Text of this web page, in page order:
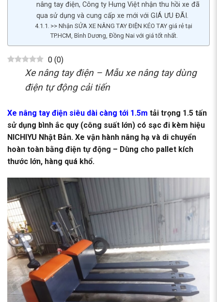
nâng tay điện, Công ty Hưng Việt nhận thu hồi xe đã
qua sử dụng và cung cấp xe mới với GIÁ ƯU ĐÃI.
>> Nhận SỬA XE NÂNG TAY ĐIỆN KÉO TAY giá rẻ tại
TP.HCM, Bình Dương, Đồng Nai với giá tốt nhất.
0 (0)
Xe nâng tay điện – Mẫu xe nâng tay dùng
điện tự động cải tiến
Xe nâng tay điện siêu dài càng tới 1.5m tải trọng 1.5 tấn
sử dụng bình ắc quy (công suất lớn) có sạc đi kèm hiệu
NICHIYU Nhật Bản. Xe vận hành nâng hạ và di chuyển
hoàn toàn bằng điện tự động – Dùng cho pallet kích
thước lớn, hàng quá khổ.